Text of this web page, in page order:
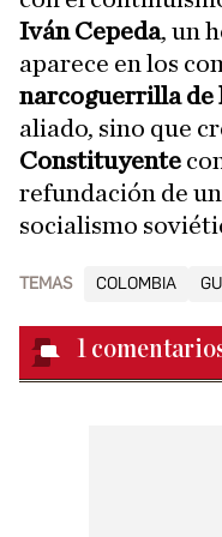
Iván Cepeda, un
aparece en los
narcoguerrilla de
aliado, sino que
Constituyente
refundación de
socialismo
TEMAS COLOMBIA
1